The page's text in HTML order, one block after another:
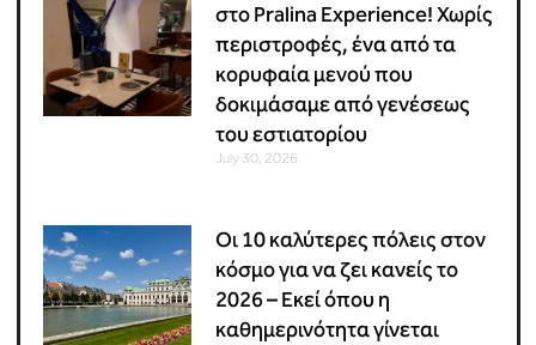
στο Pralina Experience! Χωρίς
περιστροφές, ένα από τα
κορυφαία μενού που
δοκιμάσαμε από γενέσεως
του εστιατορίου
July 30, 2026
Οι 10 καλύτερες πόλεις στον
κόσμο για να ζει κανείς το
2026 – Εκεί όπου η
καθημερινότητα γίνεται